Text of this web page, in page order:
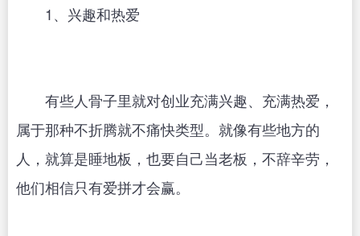
1、兴趣和热爱
有些人骨子里就对创业充满兴趣、充满热爱，
属于那种不折腾就不痛快类型。就像有些地方的
人，就算是睡地板，也要自己当老板，不辞辛劳，
他们相信只有爱拼才会赢。